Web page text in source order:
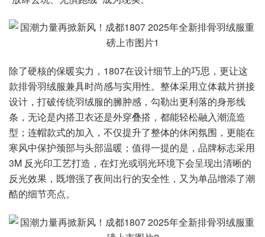
除了硬核的保暖实力，1807在设计细节上的巧思，更让这
款排骨羽绒服兼具时尚感与实用性。整体采用立体裁片拼接
设计，打破传统羽绒服的臃肿感，勾勒出更利落的身形线
条，无论是内搭卫衣还是外穿叠搭，都能轻松融入潮流造
型；连帽款式的加入，不仅提升了整体的休闲氛围，更能在
寒风中保护颈部与头部温暖；值得一提的是，品牌标志采用
3M 反光印工艺打造，在灯光或弱光环境下会呈现出清晰的
反光效果，既增强了夜间出行的安全性，又为单品增添了潮
酷的细节亮点。